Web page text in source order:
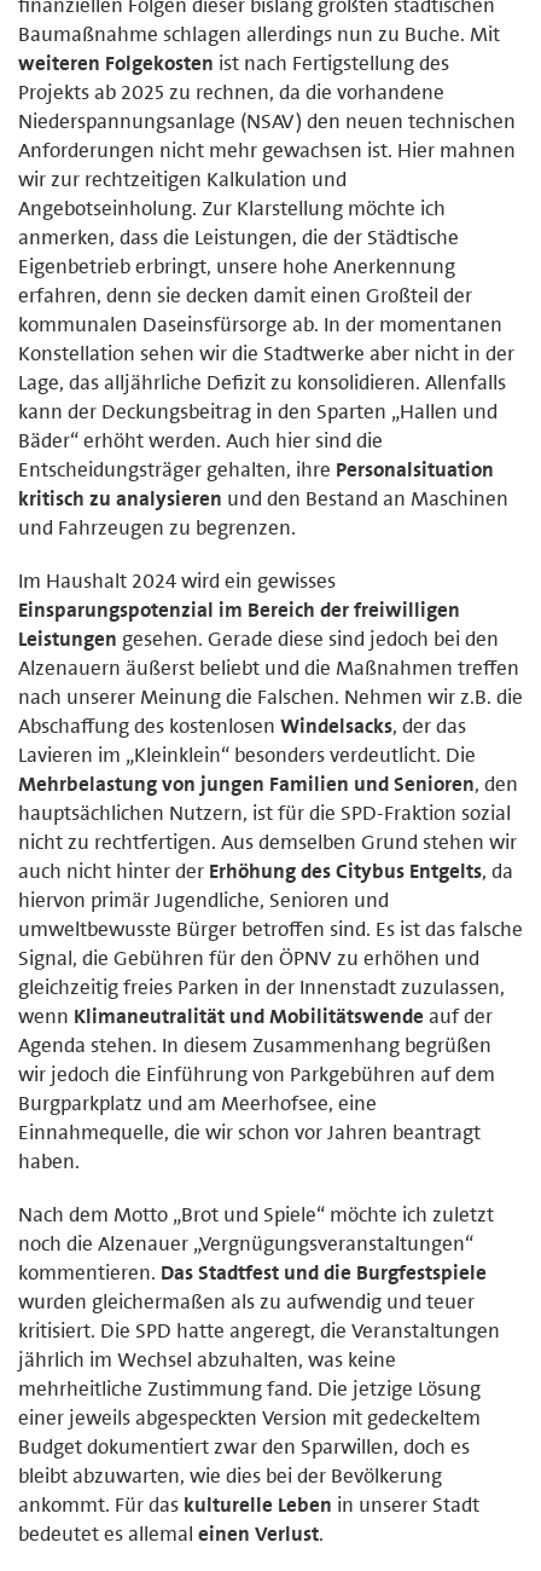
Baumaßnahme schlagen allerdings nun zu Buche. Mit
weiteren Folgekosten ist nach Fertigstellung des
Projekts ab 2025 zu rechnen, da die vorhandene
Niederspannungsanlage (NSAV) den neuen technischen
Anforderungen nicht mehr gewachsen ist. Hier mahnen
wir zur rechtzeitigen Kalkulation und
Angebotseinholung. Zur Klarstellung möchte ich
anmerken, dass die Leistungen, die der Städtische
Eigenbetrieb erbringt, unsere hohe Anerkennung
erfahren, denn sie decken damit einen Großteil der
kommunalen Daseinsfürsorge ab. In der momentanen
Konstellation sehen wir die Stadtwerke aber nicht in der
Lage, das alljährliche Defizit zu konsolidieren. Allenfalls
kann der Deckungsbeitrag in den Sparten „Hallen und
Bäder“ erhöht werden. Auch hier sind die
Entscheidungsträger gehalten, ihre Personalsituation
kritisch zu analysieren und den Bestand an Maschinen
und Fahrzeugen zu begrenzen.
Im Haushalt 2024 wird ein gewisses
Einsparungspotenzial im Bereich der freiwilligen
Leistungen gesehen. Gerade diese sind jedoch bei den
Alzenauern äußerst beliebt und die Maßnahmen treffen
nach unserer Meinung die Falschen. Nehmen wir z.B. die
Abschaffung des kostenlosen Windelsacks, der das
Lavieren im „Kleinklein“ besonders verdeutlicht. Die
Mehrbelastung von jungen Familien und Senioren, den
hauptsächlichen Nutzern, ist für die SPD-Fraktion sozial
nicht zu rechtfertigen. Aus demselben Grund stehen wir
auch nicht hinter der Erhöhung des Citybus Entgelts, da
hiervon primär Jugendliche, Senioren und
umweltbewusste Bürger betroffen sind. Es ist das falsche
Signal, die Gebühren für den ÖPNV zu erhöhen und
gleichzeitig freies Parken in der Innenstadt zuzulassen,
wenn Klimaneutralität und Mobilitätswende auf der
Agenda stehen. In diesem Zusammenhang begrüßen
wir jedoch die Einführung von Parkgebühren auf dem
Burgparkplatz und am Meerhofsee, eine
Einnahmequelle, die wir schon vor Jahren beantragt
haben.
Nach dem Motto „Brot und Spiele“ möchte ich zuletzt
noch die Alzenauer „Vergnügungsveranstaltungen“
kommentieren. Das Stadtfest und die Burgfestspiele
wurden gleichermaßen als zu aufwendig und teuer
kritisiert. Die SPD hatte angeregt, die Veranstaltungen
jährlich im Wechsel abzuhalten, was keine
mehrheitliche Zustimmung fand. Die jetzige Lösung
einer jeweils abgespeckten Version mit gedeckeltem
Budget dokumentiert zwar den Sparwillen, doch es
bleibt abzuwarten, wie dies bei der Bevölkerung
ankommt. Für das kulturelle Leben in unserer Stadt
bedeutet es allemal einen Verlust.